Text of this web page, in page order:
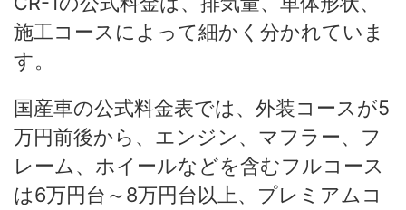
施工コースによって細かく分かれていま
す。
国産車の公式料金表では、外装コースが5
万円前後から、エンジン、マフラー、フ
レーム、ホイールなどを含むフルコース
は6万円台～8万円台以上、プレミアムコ